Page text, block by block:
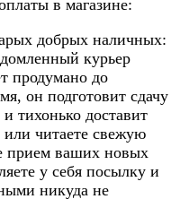
в магазине:
добрых наличных:
курьер
продумано до
он подготовит сдачу
тихонько доставит
или читаете свежую
прием ваших новых
у себя посылку и
никуда не